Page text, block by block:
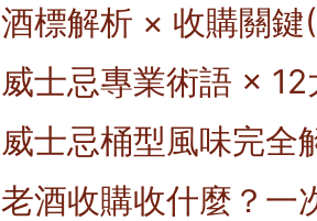
酒標解析 × 收購關鍵
威士忌專業術語 ×
威士忌桶型風味完全
老酒收購收什麼？一